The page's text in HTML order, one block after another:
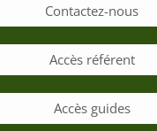
Contactez-nous
Accès référent
Accès guides